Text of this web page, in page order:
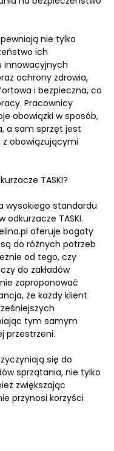
nie tylko
ich
innowacyjnych
ochrony zdrowia,
i bezpieczna, co
Pracownicy
obowiązki w sposób,
a sam sprzęt jest
obowiązującymi
TASKI?
wysokiego standardu
TASKI.
oferuje bogaty
do różnych potrzeb
od tego, czy
do zakładów
zaproponować
że każdy klient
tym samym
przestrzeni.
się do
sprzątania, nie tylko
zwiększając
przynosi korzyści